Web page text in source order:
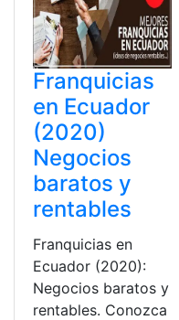
Franquicias
en Ecuador
(2020)
Negocios
baratos y
rentables
Franquicias en
Ecuador (2020):
Negocios baratos y
rentables. Conozca